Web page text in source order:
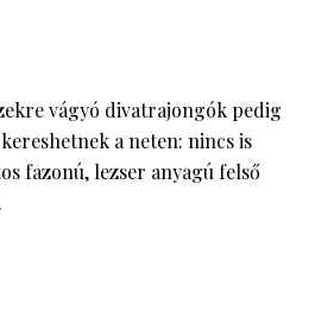
vágyó divatrajongók pedig
a neten: nincs is
fazonú, lezser anyagú felső